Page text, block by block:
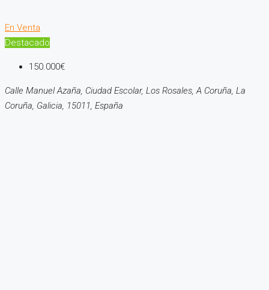
En Venta
Destacado
150.000€
Calle Manuel Azaña, Ciudad Escolar, Los Rosales, A Coruña, La
Coruña, Galicia, 15011, España